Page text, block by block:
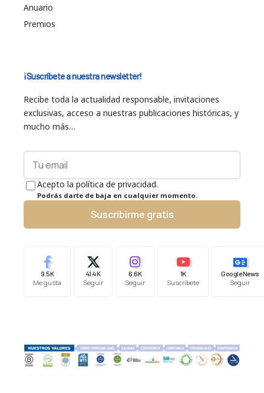
Anuario
Premios
¡Suscríbete a nuestra newsletter!
Recibe toda la actualidad responsable, invitaciones
exclusivas, acceso a nuestras publicaciones históricas, y
mucho más…
Acepto la política de privacidad.
Podrás darte de baja en cualquier momento.
Suscribirme gratis
9.5K
Me gusta
41.4K
Seguir
6.6K
Seguir
1K
Suscríbete
Google News
Seguir